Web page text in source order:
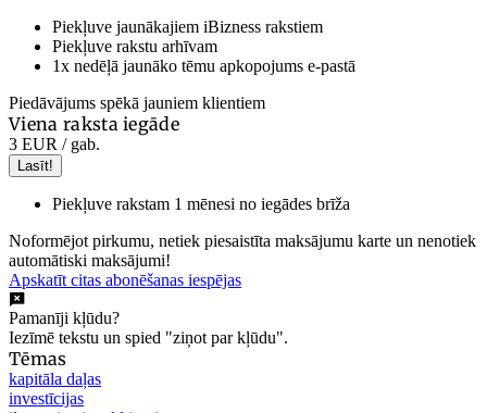
Piekļuve jaunākajiem iBizness rakstiem
Piekļuve rakstu arhīvam
1x nedēļā jaunāko tēmu apkopojums e-pastā
Piedāvājums spēkā jauniem klientiem
Viena raksta iegāde
3 EUR / gab.
Lasīt!
Piekļuve rakstam 1 mēnesi no iegādes brīža
Noformējot pirkumu, netiek piesaistīta maksājumu karte un nenotiek
automātiski maksājumi!
Apskatīt citas abonēšanas iespējas
Pamanīji kļūdu?
Iezīmē tekstu un spied "ziņot par kļūdu".
Tēmas
kapitāla daļas
investīcijas